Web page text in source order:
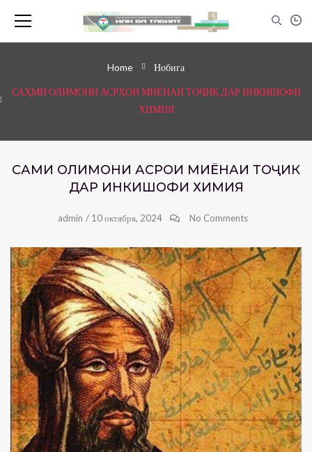
Home Нобига
САҲМИ ОЛИМОНИ АСРҲОИ МИЁНАИ ТОҶИК ДАР ИНКИШОФИ
ХИМИЯ
САҲМИ ОЛИМОНИ АСРҲОИ МИЁНАИ ТОҶИК
ДАР ИНКИШОФИ ХИМИЯ
admin / 10 октября, 2024 No Comments